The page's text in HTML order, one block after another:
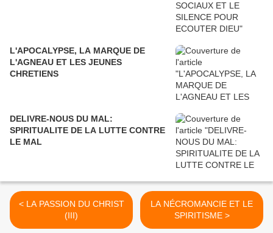
L'APOCALYPSE, LA MARQUE DE
L'AGNEAU ET LES JEUNES
CHRETIENS
DELIVRE-NOUS DU MAL:
SPIRITUALITE DE LA LUTTE CONTRE
LE MAL
< LA PASSION DU CHRIST
(III)
LA NÉCROMANCIE ET LE
SPIRITISME >